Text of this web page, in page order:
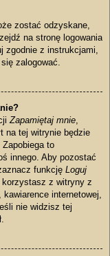
zostać odzyskane,
na stronę logowania
zgodnie z instrukcjami,
zalogować.
Zapamiętaj mnie
na tej witrynie będzie
to
innego. Aby pozostać
funkcję Loguj
korzystasz z witryny z
internetowej,
nie widzisz tej